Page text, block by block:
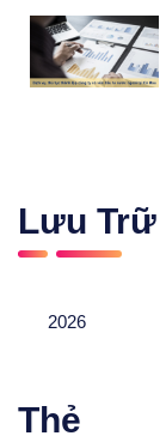
Lưu Trữ
2026
Thẻ